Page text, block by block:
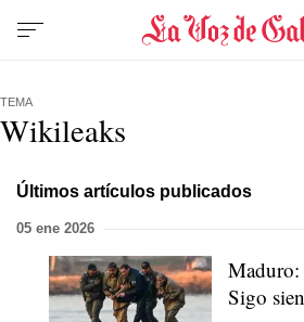
TEMA
Wikileaks
Últimos artículos publicados
05 ene 2026
Maduro:
Sigo